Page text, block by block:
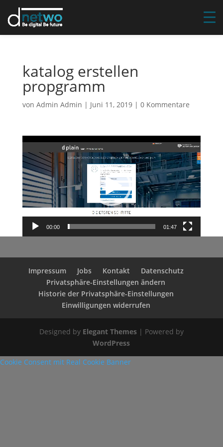
katalog erstellen
propgramm
von Admin Admin | Juni 11, 2019| 0 Kommentare
Video-
Player
00:00 01:47
Impressum Jobs Kontakt
Datenschutz
Privatsphäre-Einstellungen ändern
Historie der Privatsphäre-Einstellungen
Einwilligungen widerrufen
Designed by Elegant Themes| Powered by
WordPress
Cookie Consent mit Real Cookie Banner